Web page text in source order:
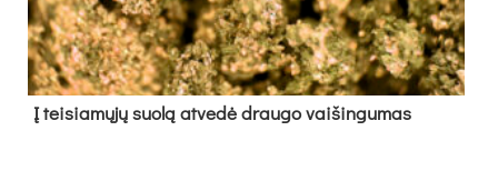
Į tei­sia­mų­jų suo­lą at­ve­dė drau­go vai­šin­gu­mas